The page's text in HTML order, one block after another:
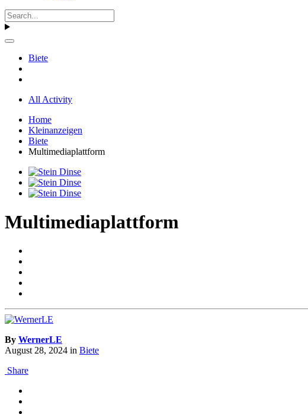
Biete
All Activity
Home
Kleinanzeigen
Biete
Multimediaplattform
Multimediaplattform
By WernerLE
August 28, 2024 in Biete
Share